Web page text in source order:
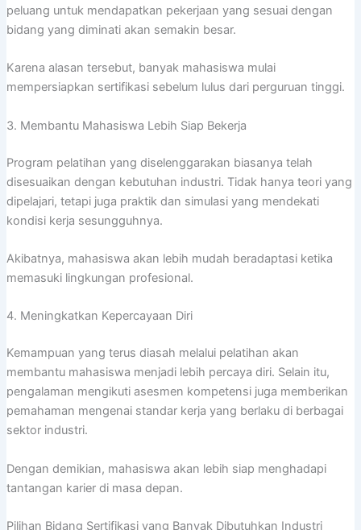
peluang untuk mendapatkan pekerjaan yang sesuai dengan
bidang yang diminati akan semakin besar.
Karena alasan tersebut, banyak mahasiswa mulai
mempersiapkan sertifikasi sebelum lulus dari perguruan tinggi.
3. Membantu Mahasiswa Lebih Siap Bekerja
Program pelatihan yang diselenggarakan biasanya telah
disesuaikan dengan kebutuhan industri. Tidak hanya teori yang
dipelajari, tetapi juga praktik dan simulasi yang mendekati
kondisi kerja sesungguhnya.
Akibatnya, mahasiswa akan lebih mudah beradaptasi ketika
memasuki lingkungan profesional.
4. Meningkatkan Kepercayaan Diri
Kemampuan yang terus diasah melalui pelatihan akan
membantu mahasiswa menjadi lebih percaya diri. Selain itu,
pengalaman mengikuti asesmen kompetensi juga memberikan
pemahaman mengenai standar kerja yang berlaku di berbagai
sektor industri.
Dengan demikian, mahasiswa akan lebih siap menghadapi
tantangan karier di masa depan.
Pilihan Bidang Sertifikasi yang Banyak Dibutuhkan Industri